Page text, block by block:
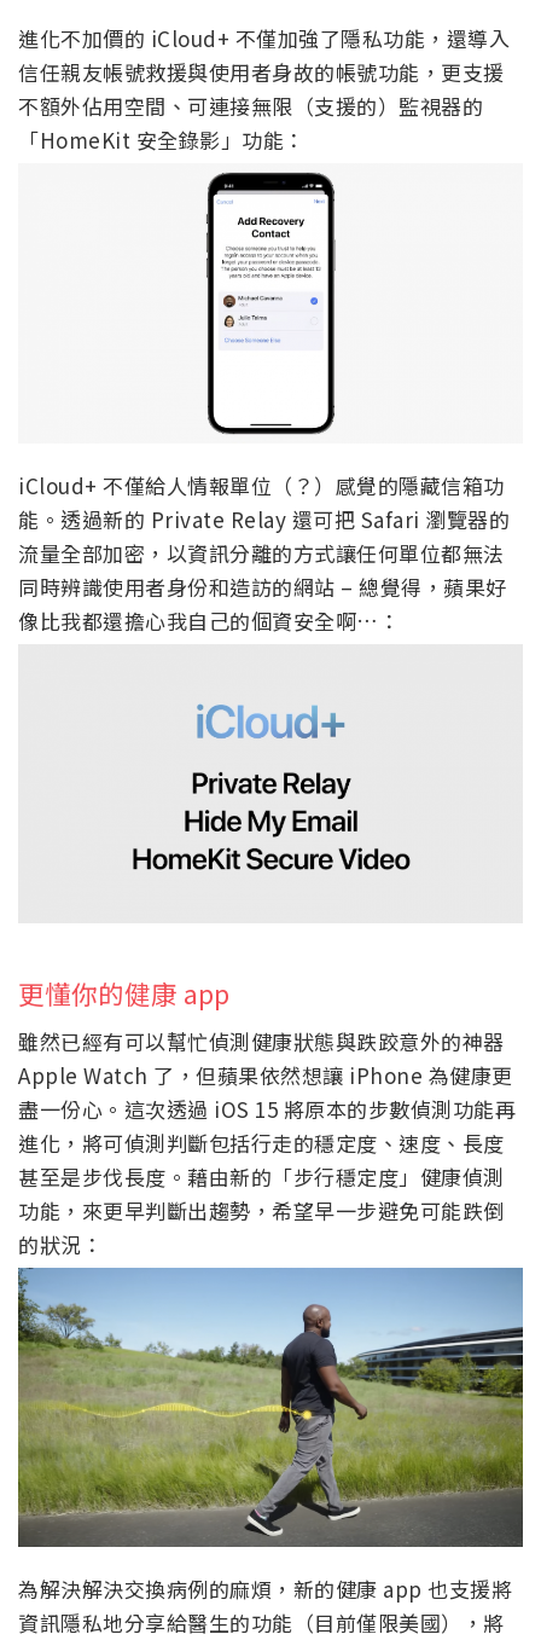
進化不加價的 iCloud+ 不僅加強了隱私功能，還導入
信任親友帳號救援與使用者身故的帳號功能，更支援
不額外佔用空間、可連接無限（支援的）監視器的
「HomeKit 安全錄影」功能：
iCloud+ 不僅給人情報單位（？）感覺的隱藏信箱功
能。透過新的 Private Relay 還可把 Safari 瀏覽器的
流量全部加密，以資訊分離的方式讓任何單位都無法
同時辨識使用者身份和造訪的網站 – 總覺得，蘋果好
像比我都還擔心我自己的個資安全啊…：
更懂你的健康 app
雖然已經有可以幫忙偵測健康狀態與跌跤意外的神器
Apple Watch 了，但蘋果依然想讓 iPhone 為健康更
盡一份心。這次透過 iOS 15 將原本的步數偵測功能再
進化，將可偵測判斷包括行走的穩定度、速度、長度
甚至是步伐長度。藉由新的「步行穩定度」健康偵測
功能，來更早判斷出趨勢，希望早一步避免可能跌倒
的狀況：
為解決解決交換病例的麻煩，新的健康 app 也支援將
資訊隱私地分享給醫生的功能（目前僅限美國），將